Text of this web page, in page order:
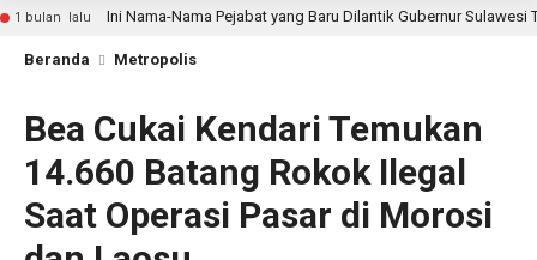
1 bulan lalu Ini Nama-Nama Pejabat yang Baru Dilantik Gubernur Sulawesi
Beranda Metropolis
Bea Cukai Kendari Temukan
14.660 Batang Rokok Ilegal
Saat Operasi Pasar di Morosi